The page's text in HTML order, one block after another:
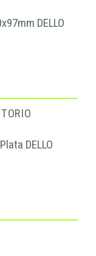
DELLO
DELLO